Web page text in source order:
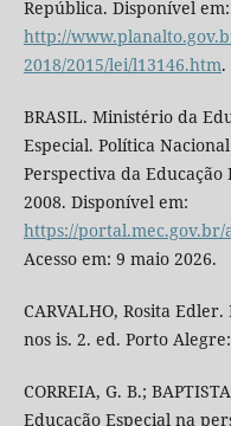
República. Disponível em:
http://
2018/2015/lei/l13146.htm.
BRASIL. Ministério da
Especial. Política
Perspectiva da Educação
2008. Disponível em:
https://
Acesso em: 9 maio 2026.
CARVALHO, Rosita
nos is. 2. ed. Porto
CORREIA, G. B.;
Educação Especial na